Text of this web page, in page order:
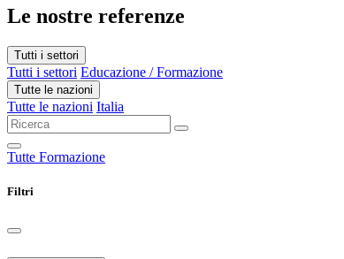
Le nostre referenze
Tutti i settori
Tutti i settori Educazione / Formazione
Tutte le nazioni
Tutte le nazioni Italia
Tutte Formazione
Filtri